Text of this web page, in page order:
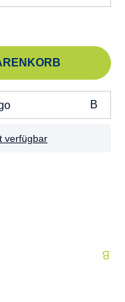
verfügbar